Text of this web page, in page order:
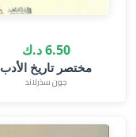
6.50 د.ك
مختصر تاريخ الأدب
جون سذرلاند